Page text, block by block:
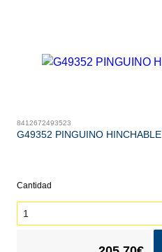
8412672493523
G49352 PINGUINO
Cantidad